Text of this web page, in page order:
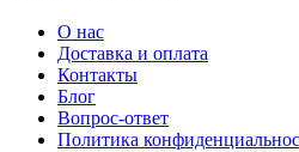
О нас
Доставка и оплата
Контакты
Блог
Вопрос-ответ
Политика